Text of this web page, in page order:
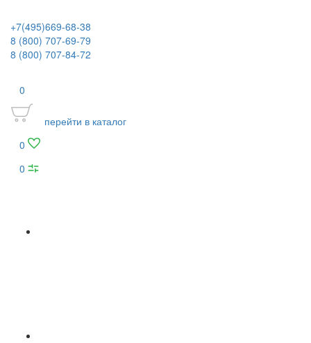
+7(495)669-68-38
8 (800) 707-69-79
8 (800) 707-84-72
0
перейти в каталог
0
0